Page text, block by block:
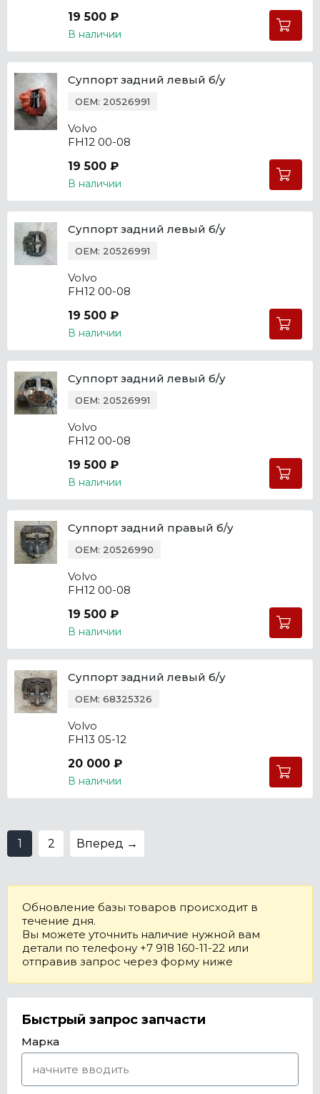
19 500 ₽
В наличии
Суппорт задний левый б/у
OEM: 20526991
Volvo
FH12 00-08
19 500 ₽
В наличии
Суппорт задний левый б/у
OEM: 20526991
Volvo
FH12 00-08
19 500 ₽
В наличии
Суппорт задний левый б/у
OEM: 20526991
Volvo
FH12 00-08
19 500 ₽
В наличии
Суппорт задний правый б/у
OEM: 20526990
Volvo
FH12 00-08
19 500 ₽
В наличии
Суппорт задний левый б/у
OEM: 68325326
Volvo
FH13 05-12
20 000 ₽
В наличии
1 2 Вперед →
Обновление базы товаров происходит в
течение дня.
Вы можете уточнить наличие нужной вам
детали по телефону +7 918 160-11-22 или
отправив запрос через форму ниже
Быстрый запрос запчасти
Марка